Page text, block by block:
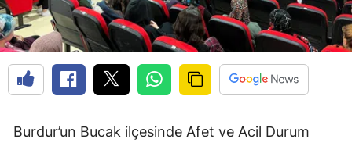
Burdur’un Bucak ilçesinde Afet ve Acil Durum